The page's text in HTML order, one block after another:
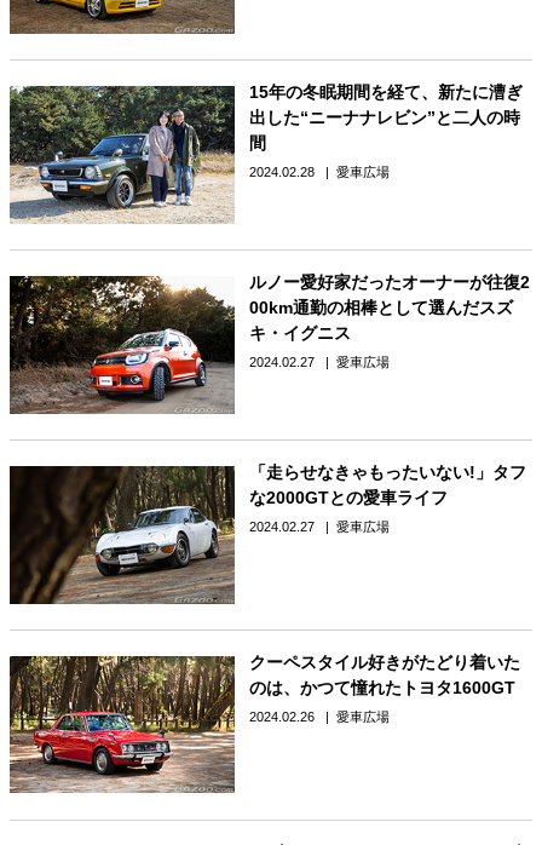
15年の冬眠期間を経て、新たに漕ぎ
出した“ニーナナレビン”と二人の時
間
2024.02.28 愛車広場
ルノー愛好家だったオーナーが往復2
00km通勤の相棒として選んだスズ
キ・イグニス
2024.02.27 愛車広場
「走らせなきゃもったいない!」タフ
な2000GTとの愛車ライフ
2024.02.27 愛車広場
クーペスタイル好きがたどり着いた
のは、かつて憧れたトヨタ1600GT
2024.02.26 愛車広場